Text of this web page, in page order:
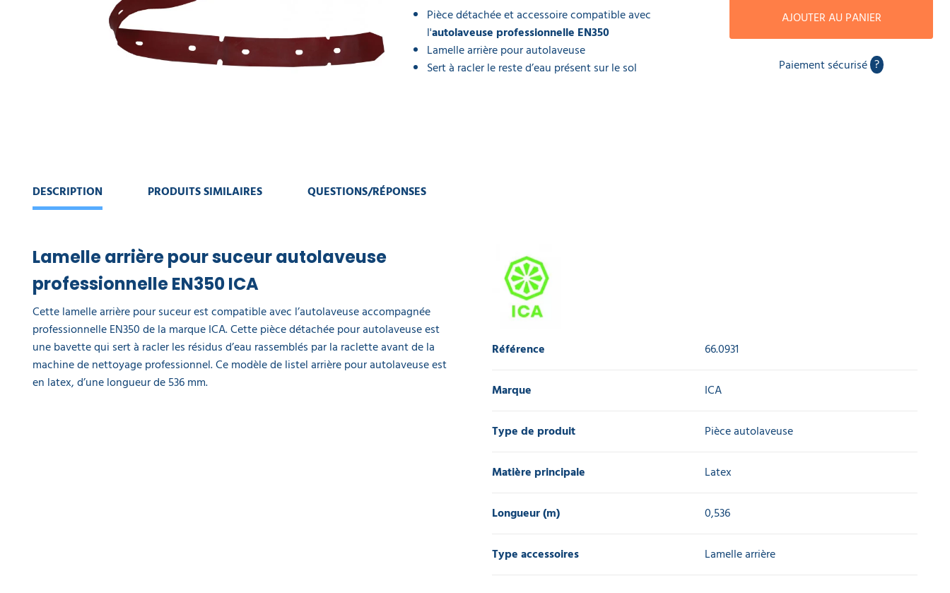
AMÉNAGEMENT
EXTÉRIEUR
DE
LA
TABLE
EQUIPEMENT
DE
PROTECTION
INDIVIDUELLE
GAMME
Pièce détachée et accessoire compatible avec
l'autolaveuse professionnelle EN350
Lamelle arrière pour autolaveuse
Sert à racler le reste d’eau présent sur le sol
AJOUTER AU PANIER
Paiement sécurisé ?
DESCRIPTION PRODUITS SIMILAIRES QUESTIONS/RÉPONSES
Lamelle arrière pour suceur autolaveuse
professionnelle EN350 ICA
Cette lamelle arrière pour suceur est compatible avec l’autolaveuse accompagnée
professionnelle EN350 de la marque ICA. Cette pièce détachée pour autolaveuse est
une bavette qui sert à racler les résidus d’eau rassemblés par la raclette avant de la
machine de nettoyage professionnel. Ce modèle de listel arrière pour autolaveuse est
en latex, d’une longueur de 536 mm.
Référence 66.0931
Marque ICA
Type de produit Pièce autolaveuse
Matière principale Latex
Longueur (m) 0,536
Type accessoires Lamelle arrière